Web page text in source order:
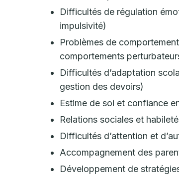
Difficultés de régulation
impulsivité)
Problèmes de
comportements
Difficultés d’adaptation
gestion des devoirs)
Estime de soi et confiance
Relations sociales et
Difficultés d’attention et
Accompagnement des
Développement de